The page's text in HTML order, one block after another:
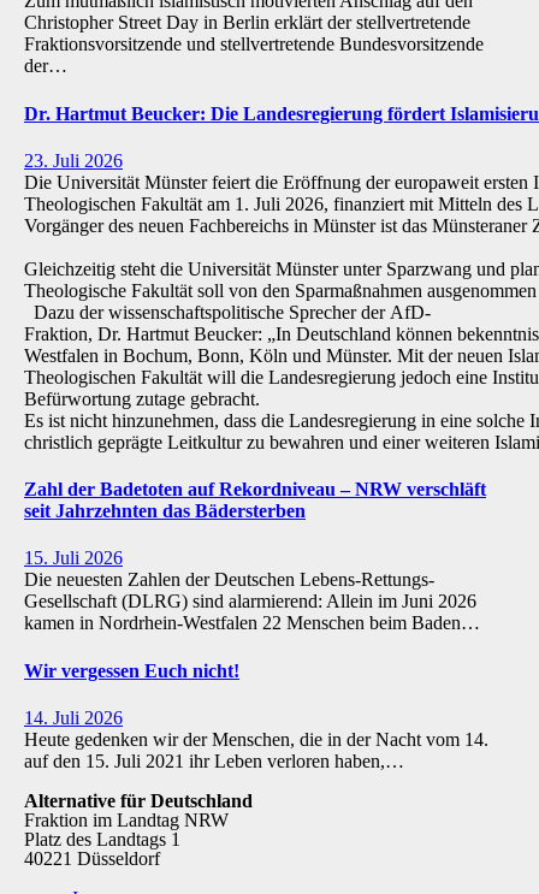
Christopher Street Day in Berlin erklärt der stellvertretende
Fraktionsvorsitzende und stellvertretende Bundesvorsitzende
der…
Dr. Hartmut Beucker: Die Landesregierung fördert
23. Juli 2026
Die Universität Münster feiert die Eröffnung der europaweit ersten
Theologischen Fakultät am 1. Juli 2026, finanziert mit Mitteln des
Vorgänger des neuen Fachbereichs in Münster ist das
Gleichzeitig steht die Universität Münster unter Sparzwang und
Theologische Fakultät soll von den Sparmaßnahmen
Dazu der wissenschaftspolitische Sprecher der AfD-
Fraktion, Dr. Hartmut Beucker: „In Deutschland können
Westfalen in Bochum, Bonn, Köln und Münster. Mit der neuen
Theologischen Fakultät will die Landesregierung jedoch eine
Befürwortung zutage gebracht.
Es ist nicht hinzunehmen, dass die Landesregierung in eine
christlich geprägte Leitkultur zu bewahren und einer weiteren
Zahl der Badetoten auf Rekordniveau – NRW verschläft
seit Jahrzehnten das Bädersterben
15. Juli 2026
Die neuesten Zahlen der Deutschen Lebens-Rettungs-
Gesellschaft (DLRG) sind alarmierend: Allein im Juni 2026
kamen in Nordrhein-Westfalen 22 Menschen beim Baden…
Wir vergessen Euch nicht!
14. Juli 2026
Heute gedenken wir der Menschen, die in der Nacht vom 14.
auf den 15. Juli 2021 ihr Leben verloren haben,…
Alternative für Deutschland
Fraktion im Landtag NRW
Platz des Landtags 1
40221 Düsseldorf